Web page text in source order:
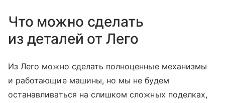
Что можно сделать
из деталей от Лего
Из Лего можно сделать полноценные механизмы
и работающие машины, но мы не будем
останавливаться на слишком сложных поделках,